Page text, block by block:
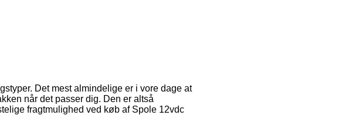
Det mest almindelige er i vore dage at
når det passer dig. Den er altså
fragtmulighed ved køb af Spole 12vdc